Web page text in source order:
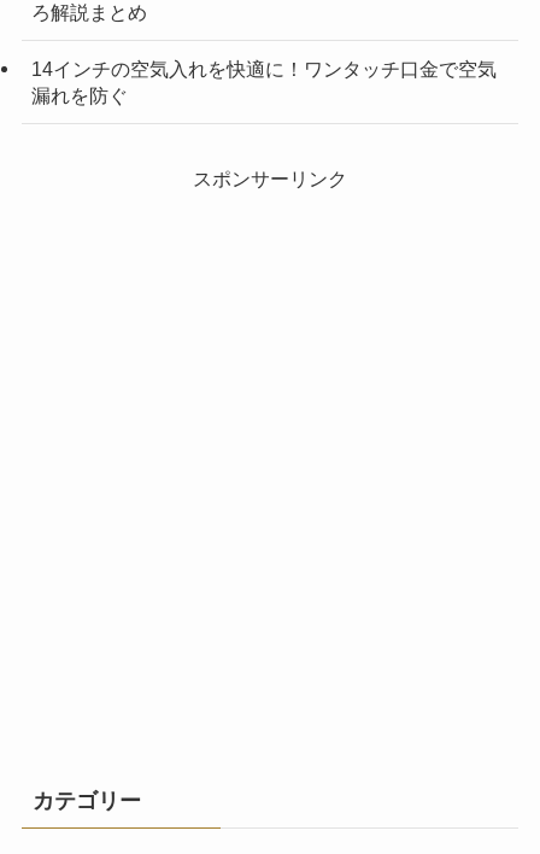
ろ解説まとめ
14インチの空気入れを快適に！ワンタッチ口金で空気
漏れを防ぐ
スポンサーリンク
カテゴリー